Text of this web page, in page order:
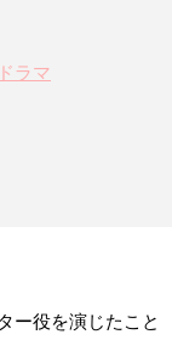
ラマ
ー役を演じたこと